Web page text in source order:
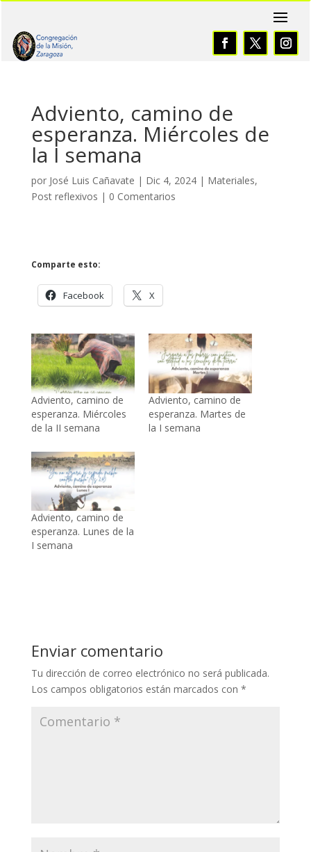
Adviento, camino de
esperanza. Miércoles de
la I semana
por José Luis Cañavate | Dic 4, 2024| Materiales,
Post reflexivos | 0 Comentarios
Comparte esto:
Facebook X
Adviento, camino de
esperanza. Miércoles
de la II semana
Adviento, camino de
esperanza. Martes de
la I semana
Adviento, camino de
esperanza. Lunes de la
I semana
Enviar comentario
Tu dirección de correo electrónico no será publicada.
Los campos obligatorios están marcados con *